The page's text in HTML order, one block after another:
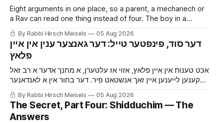
Eight arguments in one place, so a parent, a mechanech or
a Rav can read one thing instead of four. The boy in a
London yeshiva whose secret almost got him sent home,
and what to say to a family that has been told by a Rav to
keep it quiet.
By Rabbi Hirsch Meisels 05 Aug 2026
‫דער סוד, פינפטער טייל: דער גאנצער ענין אין איין
פלאץ‬
אכט טענות אין איין פלאץ, אזוי אז עלטערן, א מחנך אדער א רב זאל
קענען לייענען איין זאך אנשטאט פיר. דער בחור אין א לאנדאנער
ישיבה וואס דער סוד האט אים כמעט געמאכט ארויסשיקן אהיים,
און וואס צו זאגן פאר א משפחה וואס א רב האט געהייסן האלטן
שטיל.
By Rabbi Hirsch Meisels 05 Aug 2026
The Secret, Part Four: Shidduchim — The
Answers